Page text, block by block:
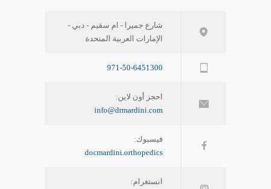
شارع جميرا - ام سقيم - دبي -
الإمارات العربية المتحدة
971-50-6451300
احجز أون لاين:
info@drmardini.com
فيسبوك:
docmardini.orthopedics
انستغرام: